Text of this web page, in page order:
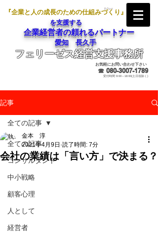
『企業と人の成長のための仕組みづくり』
を支援する
企業経営者の頼れるパートナー
愛知 長久手
フェリーゼス経営支援事務所
お気軽にお問い合わせ下さい
☎ 080-3007-1789
受付時間 9:00～18:00(土日祝除く)
記事
全ての記事
コンサルタント
中小戦略
顧客心理
人として
経営者
全ての記事
会社の業績は「言い方」で決まる？
金本 淳
2021年4月9日 読了時間: 7分